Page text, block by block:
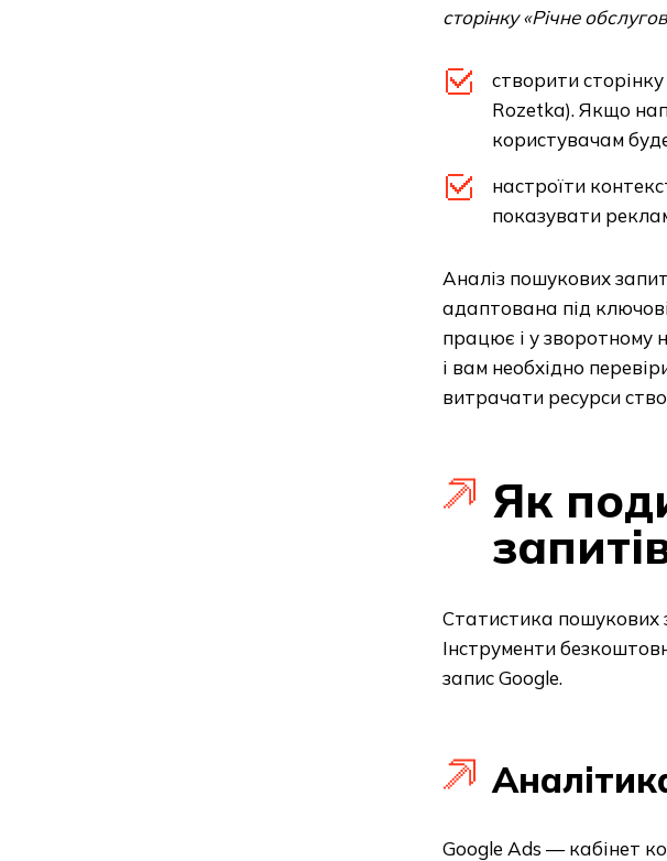
сторінку «Річне
створити
Rozetka). Якщо
користувачам
настроїти
показувати
Аналіз пошукових
адаптована під
працює і у зворотному
і вам необхідно
витрачати ресурси
Як
Статистика пошукових
Інструменти
запис Google.
Google Ads — кабінет